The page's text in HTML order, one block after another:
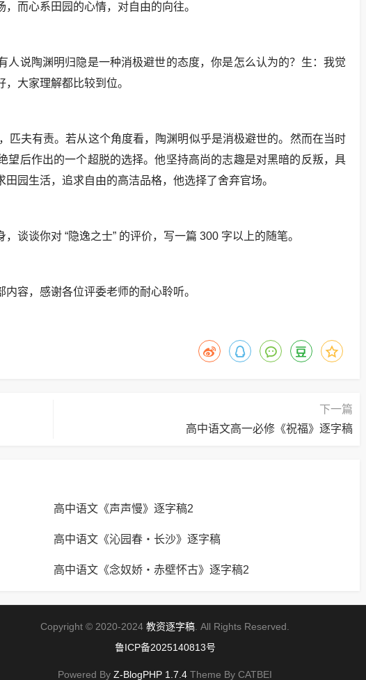
而心系田园的心情，对自由的向往。
人说陶渊明归隐是一种消极避世的态度，你是怎么认为的？生：我觉
大家理解都比较到位。
匹夫有责。若从这个角度看，陶渊明似乎是消极避世的。然而在当时
望后作出的一个超脱的选择。他坚持高尚的志趣是对黑暗的反叛，具
园生活，追求自由的高洁品格，他选择了舍弃官场。
谈谈你对 “隐逸之士” 的评价，写一篇 300 字以上的随笔。
容，感谢各位评委老师的耐心聆听。
下一篇
高中语文高一必修《祝福》逐字稿
高中语文《声声慢》逐字稿2
高中语文《沁园春・长沙》逐字稿
高中语文《念奴娇・赤壁怀古》逐字稿2
Copyright © 2020-2024 教资逐字稿 . All Rights Reserved.
鲁ICP备2025140813号
Powered By Z-BlogPHP 1.7.4 Theme By CATBEI